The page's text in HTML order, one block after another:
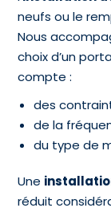
neufs ou le
Nous
choix d’un
compte :
des
de la
du type de
Une
réduit